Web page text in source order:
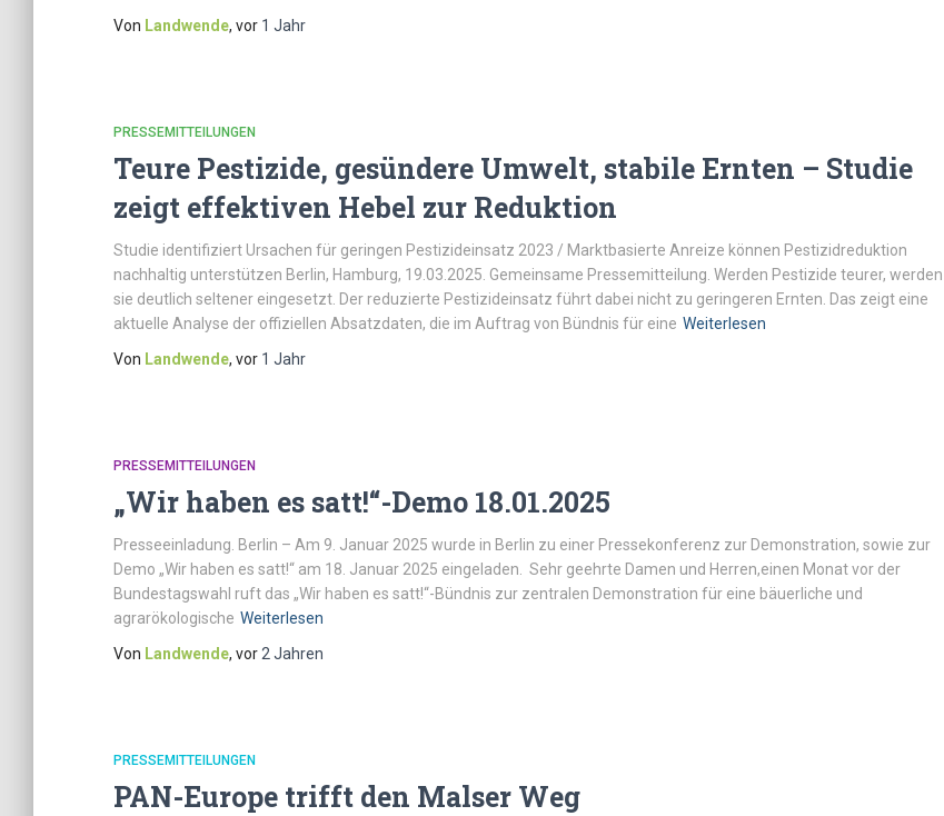
Von Landwende, vor 1 Jahr
PRESSEMITTEILUNGEN
Teure Pestizide, gesündere Umwelt, stabile Ernten – Studie
zeigt effektiven Hebel zur Reduktion
Studie identifiziert Ursachen für geringen Pestizideinsatz 2023 / Marktbasierte Anreize können Pestizidreduktion
nachhaltig unterstützen Berlin, Hamburg, 19.03.2025. Gemeinsame Pressemitteilung. Werden Pestizide teurer, werden
sie deutlich seltener eingesetzt. Der reduzierte Pestizideinsatz führt dabei nicht zu geringeren Ernten. Das zeigt eine
aktuelle Analyse der offiziellen Absatzdaten, die im Auftrag von Bündnis für eine Weiterlesen
Von Landwende, vor 1 Jahr
PRESSEMITTEILUNGEN
„Wir haben es satt!“-Demo 18.01.2025
Presseeinladung. Berlin – Am 9. Januar 2025 wurde in Berlin zu einer Pressekonferenz zur Demonstration, sowie zur
Demo „Wir haben es satt!“ am 18. Januar 2025 eingeladen. Sehr geehrte Damen und Herren,einen Monat vor der
Bundestagswahl ruft das „Wir haben es satt!“-Bündnis zur zentralen Demonstration für eine bäuerliche und
agrarökologische Weiterlesen
Von Landwende, vor 2 Jahren
PRESSEMITTEILUNGEN
PAN-Europe trifft den Malser Weg